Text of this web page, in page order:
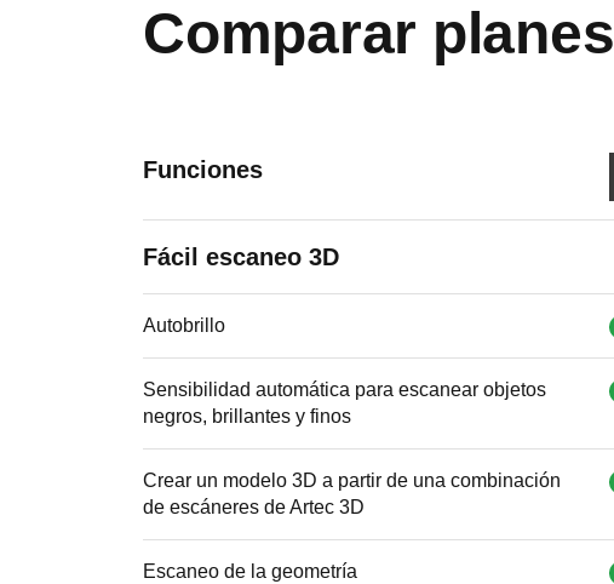
Comparar planes
Funciones
Fácil escaneo 3D
Autobrillo
Sensibilidad automática para escanear objetos
negros, brillantes y finos
Crear un modelo 3D a partir de una combinación
de escáneres de Artec 3D
Escaneo de la geometría